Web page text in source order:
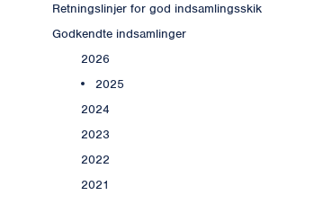
Retningslinjer for god indsamlingsskik
Godkendte indsamlinger
2026
2025
2024
2023
2022
2021